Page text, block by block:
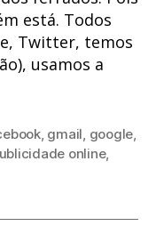
está. Todos
Twitter, temos
usamos a
, gmail, google,
online,